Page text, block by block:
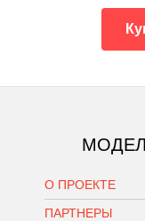
О ПРОЕКТЕ
ПАРТНЕРЫ